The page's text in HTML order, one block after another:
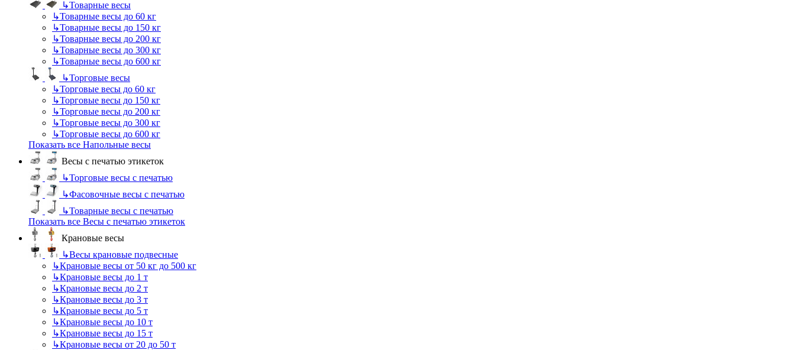
↳Товарные весы
↳Товарные весы до 60 кг
↳Товарные весы до 150 кг
↳Товарные весы до 200 кг
↳Товарные весы до 300 кг
↳Товарные весы до 600 кг
↳Торговые весы
↳Торговые весы до 60 кг
↳Торговые весы до 150 кг
↳Торговые весы до 200 кг
↳Торговые весы до 300 кг
↳Торговые весы до 600 кг
Показать все Напольные весы
Весы с печатью этикеток
↳Торговые весы с печатью
↳Фасовочные весы с печатью
↳Товарные весы с печатью
Показать все Весы с печатью этикеток
Крановые весы
↳Весы крановые подвесные
↳Крановые весы от 50 кг до 500 кг
↳Крановые весы до 1 т
↳Крановые весы до 2 т
↳Крановые весы до 3 т
↳Крановые весы до 5 т
↳Крановые весы до 10 т
↳Крановые весы до 15 т
↳Крановые весы от 20 до 50 т